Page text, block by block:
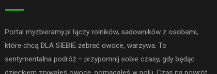
Portal myzbieramy.pl łączy rolników, sadowników z osobami,
które chcą DLA SIEBIE zebrać owoce, warzywa. To
sentymentalna podróż – przypomnij sobie czasy, gdy będąc